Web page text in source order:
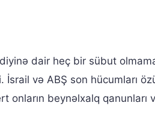
dair heç bir sübut
və ABŞ son hücumları
onların beynəlxalq qanunları